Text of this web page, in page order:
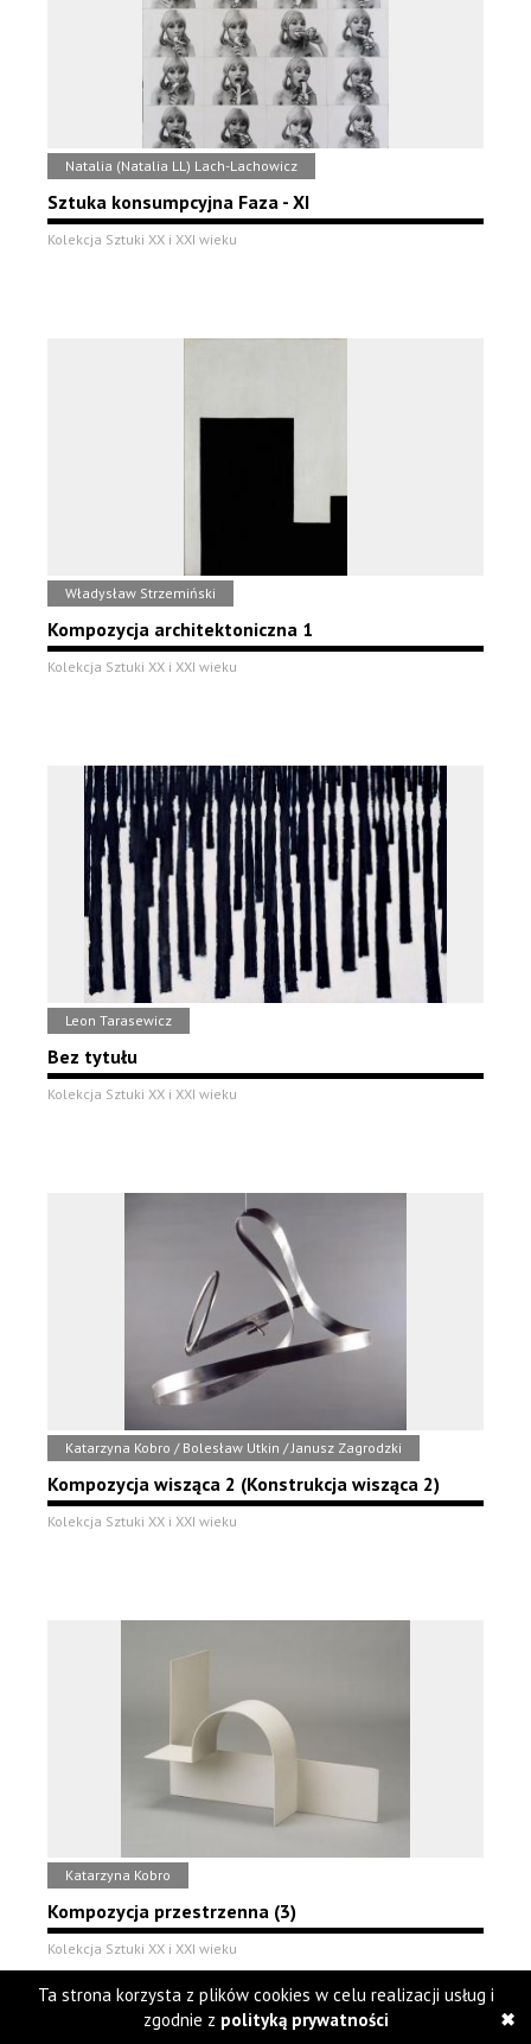
Natalia (Natalia LL) Lach-Lachowicz
Sztuka konsumpcyjna Faza - XI
Kolekcja Sztuki XX i XXI wieku
Władysław Strzemiński
Kompozycja architektoniczna 1
Kolekcja Sztuki XX i XXI wieku
Leon Tarasewicz
Bez tytułu
Kolekcja Sztuki XX i XXI wieku
Katarzyna Kobro / Bolesław Utkin / Janusz Zagrodzki
Kompozycja wisząca 2 (Konstrukcja wisząca 2)
Kolekcja Sztuki XX i XXI wieku
Katarzyna Kobro
Kompozycja przestrzenna (3)
Kolekcja Sztuki XX i XXI wieku
Ta strona korzysta z plików cookies w celu realizacji usług i
zgodnie z polityką prywatności